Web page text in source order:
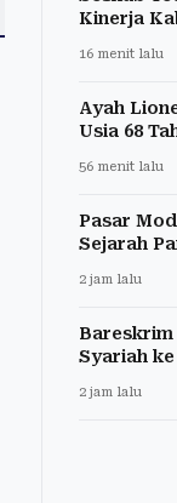
Kinerja
16 menit lalu
Ayah
Usia 68
56 menit lalu
Pasar
Sejarah
2 jam lalu
Bareskrim
Syariah
2 jam lalu